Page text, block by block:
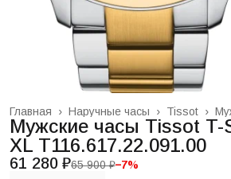
Tissot ›
Наручные часы ›
Главная ›
Мужские часы Tissot T-
XL T116.617.22.091.00
61 280 ₽65 900 ₽−7%